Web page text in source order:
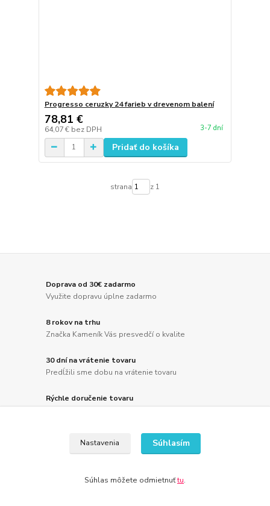
Progresso ceruzky 24 farieb v drevenom balení
78,81 €
64,07 € bez DPH 3-7 dní
Pridať do košíka
strana z 1
Doprava od 30€ zadarmo
Využite dopravu úplne zadarmo
8 rokov na trhu
Značka Kameník Vás presvedčí o kvalite
30 dní na vrátenie tovaru
Predĺžili sme dobu na vrátenie tovaru
Rýchle doručenie tovaru
Novinky z nášho blogu
Nastavenia Súhlasím
Súhlas môžete odmietnuťtu.